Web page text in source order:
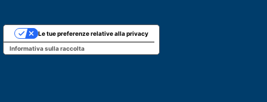
Informativa sulla raccolta
Le tue preferenze relative alla privacy